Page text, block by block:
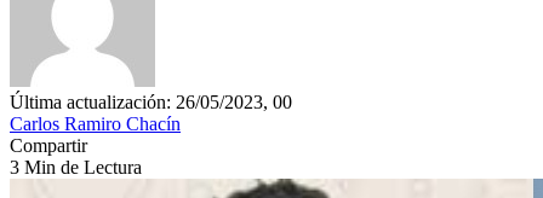
Última actualización: 26/05/2023, 00
Carlos Ramiro Chacín
Compartir
3 Min de Lectura